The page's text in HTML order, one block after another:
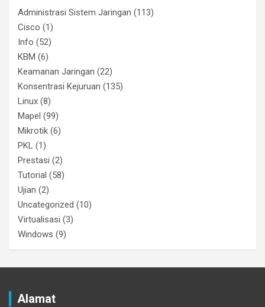
Administrasi Sistem Jaringan (113)
Cisco (1)
Info (52)
KBM (6)
Keamanan Jaringan (22)
Konsentrasi Kejuruan (135)
Linux (8)
Mapel (99)
Mikrotik (6)
PKL (1)
Prestasi (2)
Tutorial (58)
Ujian (2)
Uncategorized (10)
Virtualisasi (3)
Windows (9)
Alamat